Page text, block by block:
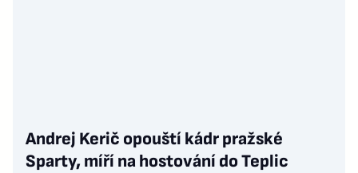
Andrej Kerič opouští kádr pražské
Sparty, míří na hostování do Teplic